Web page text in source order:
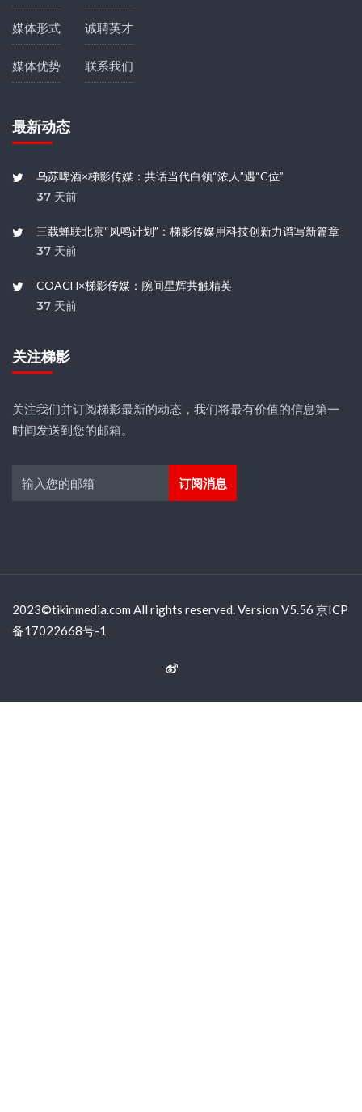
媒体形式
媒体优势
诚聘英才
联系我们
最新动态
乌苏啤酒×梯影传媒：共话当代白领“浓人”遇“C位”
37 天前
三载蝉联北京“凤鸣计划”：梯影传媒用科技创新力谱写新篇章
37 天前
COACH×梯影传媒：腕间星辉共触精英
37 天前
关注梯影
关注我们并订阅梯影最新的动态，我们将最有价值的信息第一
时间发送到您的邮箱。
2023©tikinmedia.com All rights reserved. Version V5.56 京ICP
备17022668号-1